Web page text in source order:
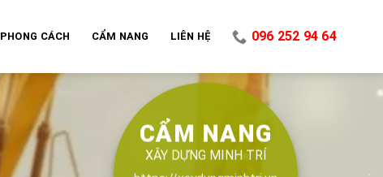
PHONG CÁCH CẨM NANG LIÊN HỆ 096 252 94 64
CẨM NANG
XÂY DỰNG MINH TRÍ